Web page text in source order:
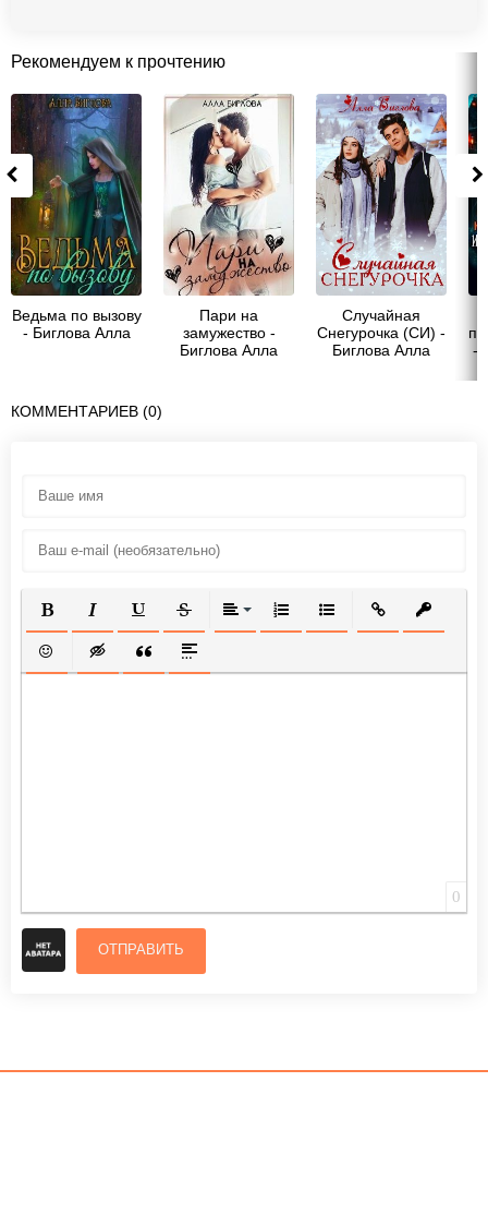
Рекомендуем к прочтению
Ведьма по вызову
- Биглова Алла
Пари на
замужество -
Биглова Алла
Случайная
Снегурочка (СИ) -
Биглова Алла
-
КОММЕНТАРИЕВ (0)
ПОЛУЖИРНЫЙ
КУРСИВПОДЧЕРКНУТЫЙ
ЗАЧЕРКНУТЫЙВЫРАВНИВАНИЕ
НУМЕРОВАННЫЙ СПИСОК
МАРКИРОВАННЫЙ
ВСТАВИТЬ
ВСТАВИТЬ СМАЙЛИК
ВСТАВКА СКРЫТОГО ТЕКСТА
ВСТАВКА ЦИТАТЫ
ВСТАВКА СПОЙЛЕРА
0
ОТПРАВИТЬ